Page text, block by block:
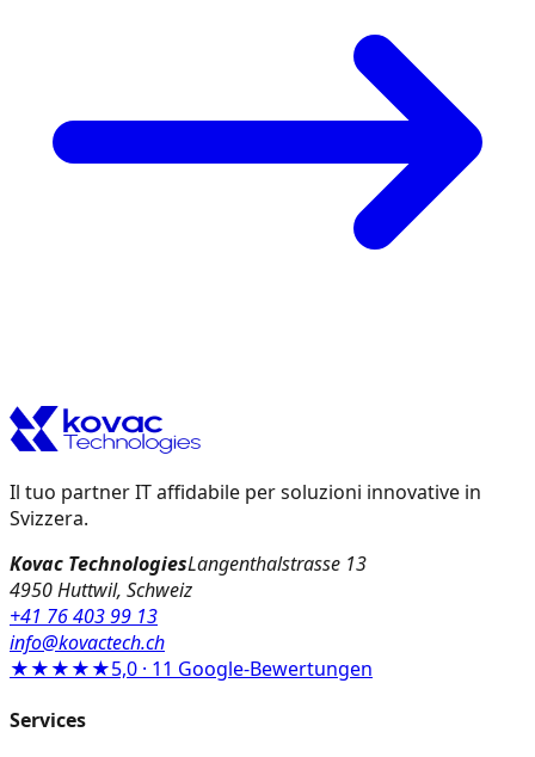
Il tuo partner IT affidabile per soluzioni innovative in
Svizzera.
Kovac TechnologiesLangenthalstrasse 13
4950 Huttwil, Schweiz
+41 76 403 99 13
info@kovactech.ch
★★★★★5,0 · 11 Google-Bewertungen
Services